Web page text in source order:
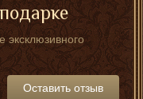
эксклюзивного
Оставить отзыв